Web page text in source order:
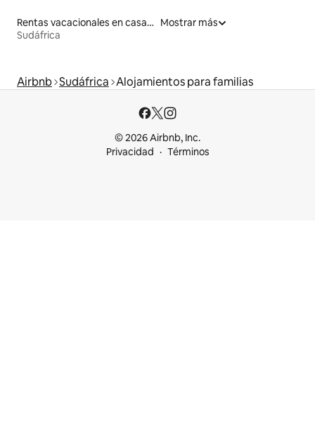
Rentas vacacionales en casas adosadas
Sudáfrica
Mostrar más
Airbnb Sudáfrica Alojamientos para familias
© 2026 Airbnb, Inc.
Privacidad
Términos